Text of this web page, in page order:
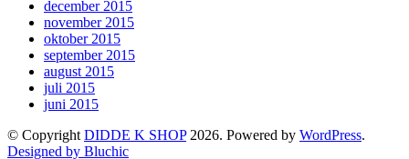
december 2015
november 2015
oktober 2015
september 2015
august 2015
juli 2015
juni 2015
© Copyright DIDDE K SHOP2026. Powered by WordPress.
Designed by Bluchic